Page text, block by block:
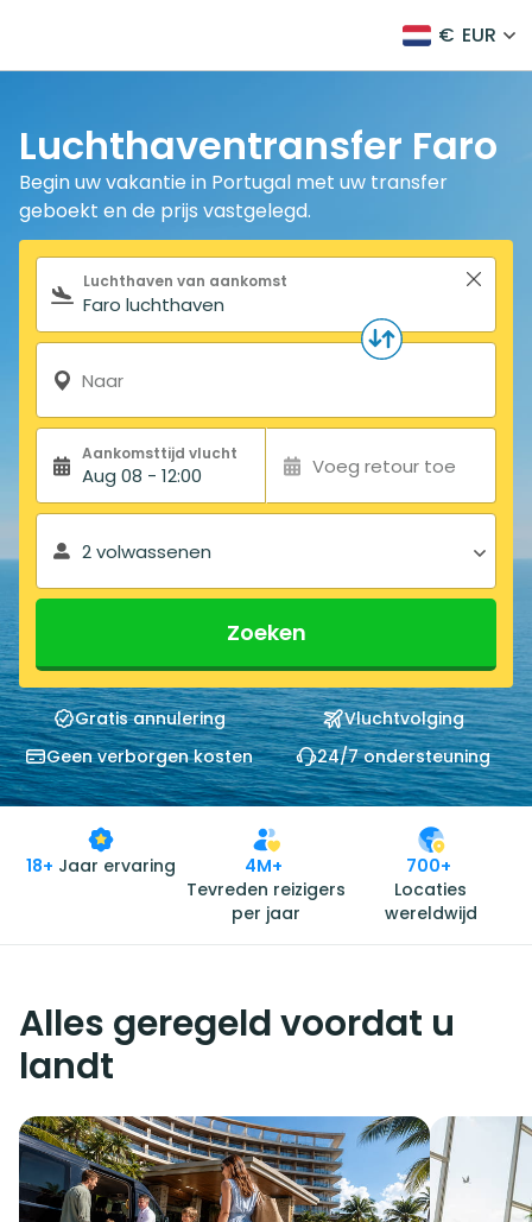
€ EUR
Luchthaventransfer Faro
Begin uw vakantie in Portugal met uw transfer
geboekt en de prijs vastgelegd.
Zoekformulier
Luchthaven van aankomst
Naar
Aankomsttijd vlucht
Aug 08 - 12:00 Voeg retour toe
2 volwassenen
Zoeken
Gratis annulering
Vluchtvolging
Geen verborgen kosten
24/7 ondersteuning
18+ Jaar ervaring
4M+
Tevreden reizigers
per jaar
700+
Locaties
wereldwijd
Alles geregeld voordat u
landt